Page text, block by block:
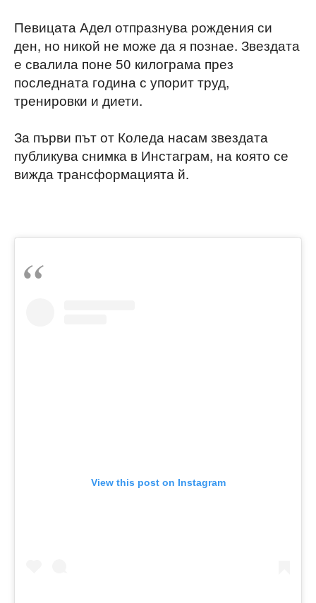
Певицата Адел отпразнува рождения си
ден, но никой не може да я познае. Звездата
е свалила поне 50 килограма през
последната година с упорит труд,
тренировки и диети.
За първи път от Коледа насам звездата
публикува снимка в Инстаграм, на която се
вижда трансформацията й.
View this post on Instagram